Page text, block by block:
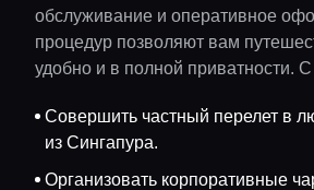
обслуживание и оперативное
процедур позволяют вам
удобно и в полной приватности.
Совершить частный перелет в
из Сингапура.
Организовать корпоративные